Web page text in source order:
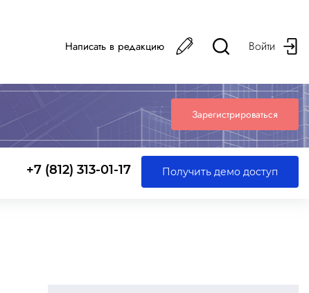
Написать в редакцию Войти
Зарегистрироваться
+7 (812) 313-01-17 Получить демо доступ